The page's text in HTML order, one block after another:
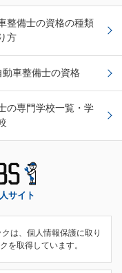
整備士の資格の種類
方
動車整備士の資格
の専門学校一覧・学
サイト
は、個人情報保護に取り
を取得しています。